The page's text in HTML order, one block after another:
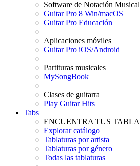
Software de Notación Musical
Guitar Pro 8 Win/macOS
Guitar Pro Educación
Aplicaciones móviles
Guitar Pro iOS/Android
Partituras musicales
MySongBook
Clases de guitarra
Play Guitar Hits
Tabs
ENCUENTRA TUS
Explorar catálogo
Tablaturas por artista
Tablaturas por género
Todas las tablaturas